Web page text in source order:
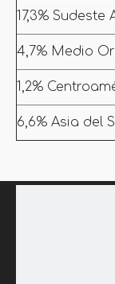
17,3% Sudeste
4,7% Medio
1,2%
6,6% Asia del